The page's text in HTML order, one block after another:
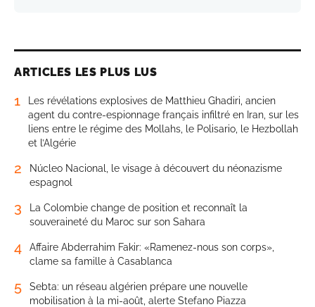
ARTICLES LES PLUS LUS
1
Les révélations explosives de Matthieu Ghadiri, ancien
agent du contre-espionnage français infiltré en Iran, sur les
liens entre le régime des Mollahs, le Polisario, le Hezbollah
et l’Algérie
2
Núcleo Nacional, le visage à découvert du néonazisme
espagnol
3
La Colombie change de position et reconnaît la
souveraineté du Maroc sur son Sahara
4
Affaire Abderrahim Fakir: «Ramenez-nous son corps»,
clame sa famille à Casablanca
5
Sebta: un réseau algérien prépare une nouvelle
mobilisation à la mi-août, alerte Stefano Piazza